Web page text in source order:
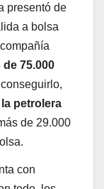
presentó de
a bolsa
75.000
petrolera
de 29.000
con